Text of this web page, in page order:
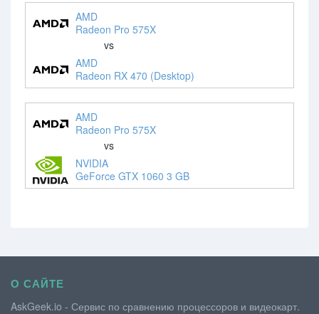
AMD
Radeon Pro 575X
vs
AMD
Radeon RX 470 (Desktop)
AMD
Radeon Pro 575X
vs
NVIDIA
GeForce GTX 1060 3 GB
О САЙТЕ
AskGeek.io - Сервис по сравнению процессоров и видеокарт.